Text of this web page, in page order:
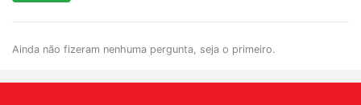
Ainda não fizeram nenhuma pergunta, seja o primeiro.